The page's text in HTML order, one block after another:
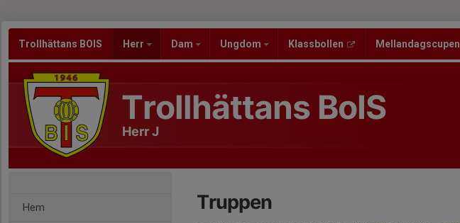
Trollhättans BOIS Herr Dam Ungdom Klassbollen Mellandagscupen
Trollhättans BoIS
Herr J
Hem Truppen